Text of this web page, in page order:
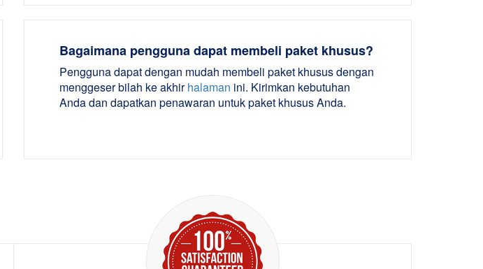
Bagaimana pengguna dapat membeli paket khusus?
Pengguna dapat dengan mudah membeli paket khusus dengan
menggeser bilah ke akhirhalaman ini. Kirimkan kebutuhan
Anda dan dapatkan penawaran untuk paket khusus Anda.